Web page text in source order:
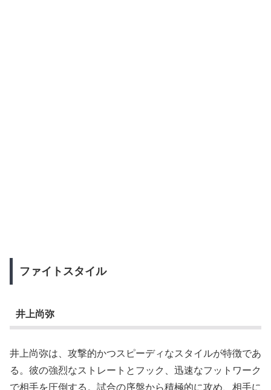
ファイトスタイル
井上尚弥
井上尚弥は、攻撃的かつスピーディなスタイルが特徴であ
る。彼の強烈なストレートとフック、迅速なフットワーク
で相手を圧倒する。試合の序盤から積極的に攻め、相手に